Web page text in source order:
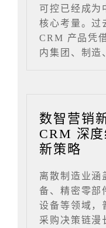
可控已经成为
核心考量。过
CRM 产品凭
内集团、制造
数智营销
CRM 深度
新策略
离散制造业涵
备、精密零部
设备等领域，
采购决策链漫